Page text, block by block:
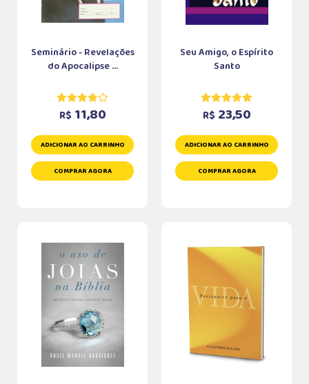
Seminário - Revelações
do Apocalipse ...
R$ 11,80
ADICIONAR AO CARRINHO
COMPRAR AGORA
Seu Amigo, o Espírito
Santo
R$ 23,50
ADICIONAR AO CARRINHO
COMPRAR AGORA